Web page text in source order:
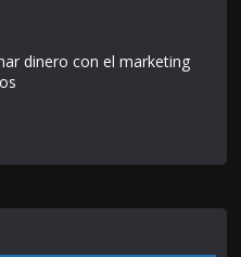
dinero con el marketing